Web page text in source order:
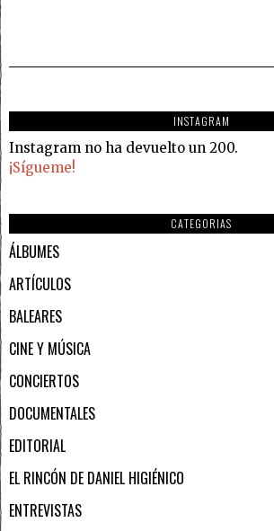
INSTAGRAM
Instagram no ha devuelto un 200.
¡Sígueme!
CATEGORIAS
ÁLBUMES
ARTÍCULOS
BALEARES
CINE Y MÚSICA
CONCIERTOS
DOCUMENTALES
EDITORIAL
EL RINCÓN DE DANIEL HIGIÉNICO
ENTREVISTAS